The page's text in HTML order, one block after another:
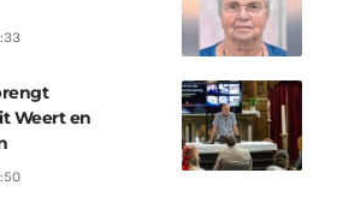
Weert en